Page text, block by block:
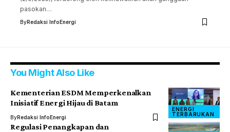
pasokan…
ByRedaksi InfoEnergi
You Might Also Like
ENERGI
TERBARUKAN
Kementerian ESDM Memperkenalkan
Inisiatif Energi Hijau di Batam
ByRedaksi InfoEnergi
Regulasi Penangkapan dan